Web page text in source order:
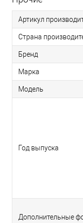
Артикул
Страна
Бренд
Марка
Модель
Год выпуска
Дополнительные